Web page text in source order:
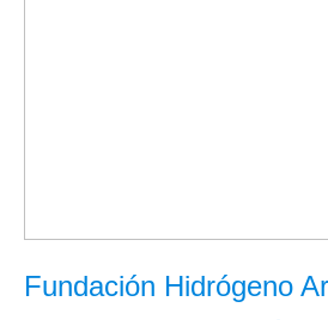
Fundación Hidrógeno